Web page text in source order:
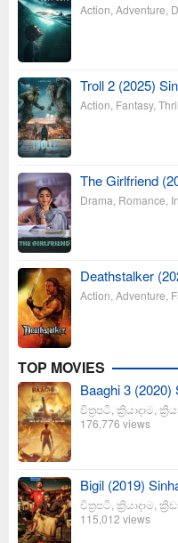
Action Adventure
Troll 2 (2025)
Action Fantasy,
The Girlfriend
Drama Romance
Deathstalker
Action Adventure
TOP MOVIES
Baaghi 3
චිත්‍රපටි ක්‍රියාදාම
176,776 views
Bigil (2019)
චිත්‍රපටි ක්‍රියාදාම
115,012 views